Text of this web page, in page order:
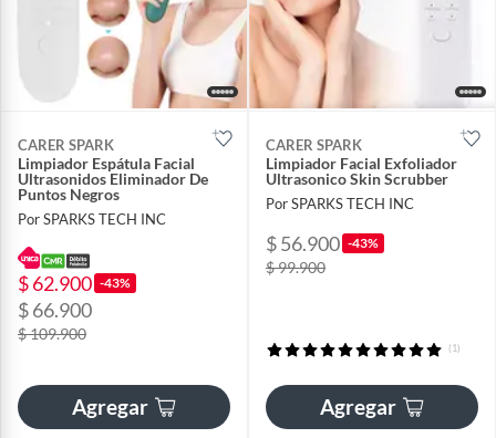
CARER SPARK
Limpiador Espátula Facial
Ultrasonidos Eliminador De
Puntos Negros
Por SPARKS TECH INC
$ 62.900 -43%
$ 66.900
$ 109.900
Agregar
CARER SPARK
Limpiador Facial Exfoliador
Ultrasonico Skin Scrubber
Por SPARKS TECH INC
$ 56.900 -43%
$ 99.900
(1)
Agregar